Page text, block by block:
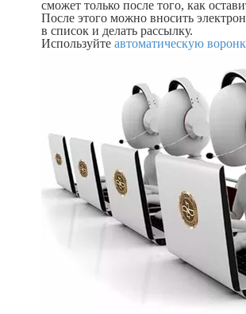
сможет только после того, как
После этого можно вносить
в список и делать рассылку.
Используйтеавтоматическую